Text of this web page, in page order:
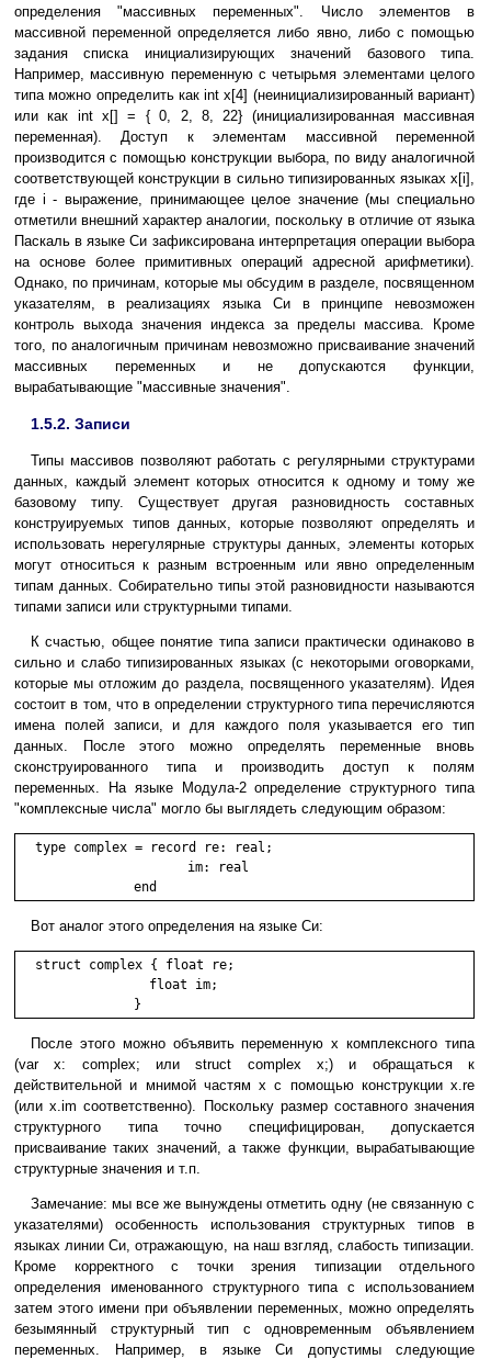
определения "массивных переменных". Число элементов в
массивной переменной определяется либо явно, либо с помощью
задания списка инициализирующих значений базового типа.
Например, массивную переменную с четырьмя элементами целого
типа можно определить как int x[4] (неинициализированный вариант)
или как int x[] = { 0, 2, 8, 22} (инициализированная массивная
переменная). Доступ к элементам массивной переменной
производится с помощью конструкции выбора, по виду аналогичной
соответствующей конструкции в сильно типизированных языках x[i],
где i - выражение, принимающее целое значение (мы специально
отметили внешний характер аналогии, поскольку в отличие от языка
Паскаль в языке Си зафиксирована интерпретация операции выбора
на основе более примитивных операций адресной арифметики).
Однако, по причинам, которые мы обсудим в разделе, посвященном
указателям, в реализациях языка Си в принципе невозможен
контроль выхода значения индекса за пределы массива. Кроме
того, по аналогичным причинам невозможно присваивание значений
массивных переменных и не допускаются функции,
вырабатывающие "массивные значения".
1.5.2. Записи
Типы массивов позволяют работать с регулярными структурами
данных, каждый элемент которых относится к одному и тому же
базовому типу. Существует другая разновидность составных
конструируемых типов данных, которые позволяют определять и
использовать нерегулярные структуры данных, элементы которых
могут относиться к разным встроенным или явно определенным
типам данных. Собирательно типы этой разновидности называются
типами записи или структурными типами.
К счастью, общее понятие типа записи практически одинаково в
сильно и слабо типизированных языках (с некоторыми оговорками,
которые мы отложим до раздела, посвященного указателям). Идея
состоит в том, что в определении структурного типа перечисляются
имена полей записи, и для каждого поля указывается его тип
данных. После этого можно определять переменные вновь
сконструированного типа и производить доступ к полям
переменных. На языке Модула-2 определение структурного типа
"комплексные числа" могло бы выглядеть следующим образом:
type complex = record re: real;
                      im: real
Вот аналог этого определения на языке Си:
struct complex { float re;
                 float im;
После этого можно объявить переменную x комплексного типа
(var x: complex; или struct complex x;) и обращаться к
действительной и мнимой частям x с помощью конструкции x.re
(или x.im соответственно). Поскольку размер составного значения
структурного типа точно специфицирован, допускается
присваивание таких значений, а также функции, вырабатывающие
структурные значения и т.п.
Замечание: мы все же вынуждены отметить одну (не связанную с
указателями) особенность использования структурных типов в
языках линии Си, отражающую, на наш взгляд, слабость типизации.
Кроме корректного с точки зрения типизации отдельного
определения именованного структурного типа с использованием
затем этого имени при объявлении переменных, можно определять
безымянный структурный тип с одновременным объявлением
переменных. Например, в языке Си допустимы следующие